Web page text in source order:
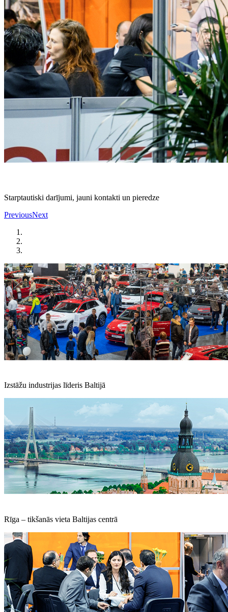
Starptautiski darījumi, jauni kontakti un pieredze
PreviousNext
Izstāžu industrijas līderis Baltijā
Rīga – tikšanās vieta Baltijas centrā